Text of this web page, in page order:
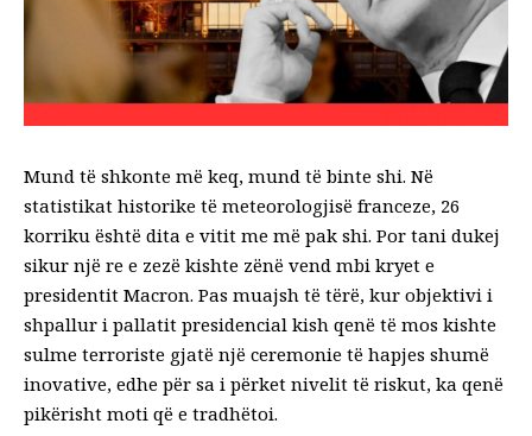
Mund të shkonte më keq, mund të binte shi. Në
statistikat historike të meteorologjisë franceze, 26
korriku është dita e vitit me më pak shi. Por tani dukej
sikur një re e zezë kishte zënë vend mbi kryet e
presidentit Macron. Pas muajsh të tërë, kur objektivi i
shpallur i pallatit presidencial kish qenë të mos kishte
sulme terroriste gjatë një ceremonie të hapjes shumë
inovative, edhe për sa i përket nivelit të riskut, ka qenë
pikërisht moti që e tradhëtoi.